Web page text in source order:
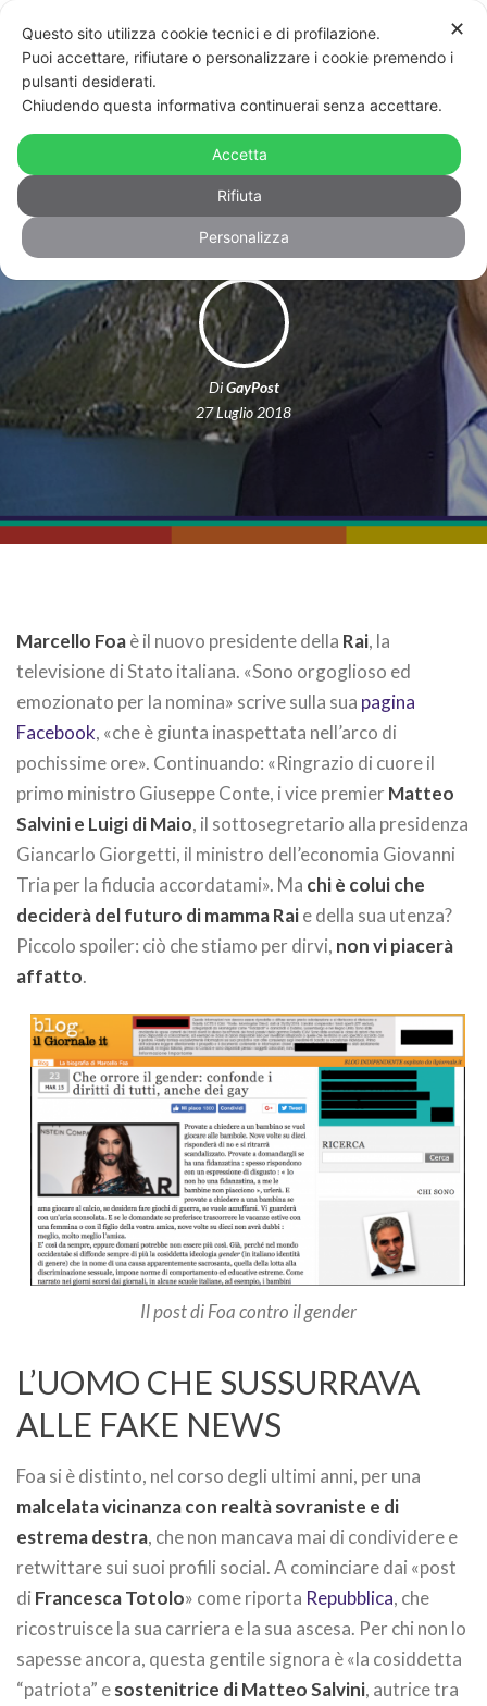
Chi è Marcello Foa, l’alfiere anti-
gender nuovo presidente della Rai
DiGayPost
27 Luglio 2018
Marcello Foaè il nuovo presidente della Rai, la
televisione di Stato italiana. «Sono orgoglioso ed
emozionato per la nomina» scrive sulla sua pagina
Facebook, «che è giunta inaspettata nell’arco di
pochissime ore». Continuando: «Ringrazio di cuore il
primo ministro Giuseppe Conte, i vice premierMatteo
Salvini e Luigi di Maio, il sottosegretario alla presidenza
Giancarlo Giorgetti, il ministro dell’economia Giovanni
Tria per la fiducia accordatami». Ma chi è colui che
deciderà del futuro di mamma Raie della sua utenza?
Piccolo spoiler: ciò che stiamo per dirvi, non vi piacerà
affatto.
Il post di Foa contro il gender
L’UOMO CHE SUSSURRAVA
ALLE FAKE NEWS
Foa si è distinto, nel corso degli ultimi anni, per una
malcelata vicinanza con realtà sovraniste e di
estrema destra, che non mancava mai di condividere e
retwittare sui suoi profili social. A cominciare dai «post
di Francesca Totolo» come riporta Repubblica, che
ricostruisce la sua carriera e la sua ascesa. Per chi non lo
sapesse ancora, questa gentile signora è «la cosiddetta
“patriota” esostenitrice di Matteo Salvini, autrice tra
✕
Questo sito utilizza cookie tecnici e di profilazione.
Puoi accettare, rifiutare o personalizzare i cookie premendo i
pulsanti desiderati.
Chiudendo questa informativa continuerai senza accettare.
Accetta
Rifiuta
Personalizza